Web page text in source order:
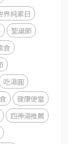
界純素日
聖誕節
食
吃湯圓
健康便當
四神湯推薦